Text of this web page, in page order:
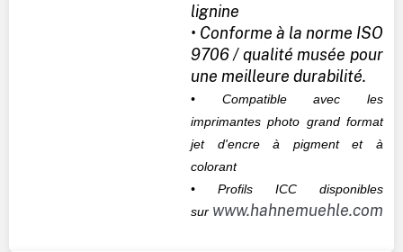
lignine
• Conforme à la norme ISO
9706 / qualité musée pour
une meilleure durabilité.
• Compatible avec les
imprimantes photo grand format
jet d'encre à pigment et à
colorant
• Profils ICC disponibles
sur www.hahnemuehle.com